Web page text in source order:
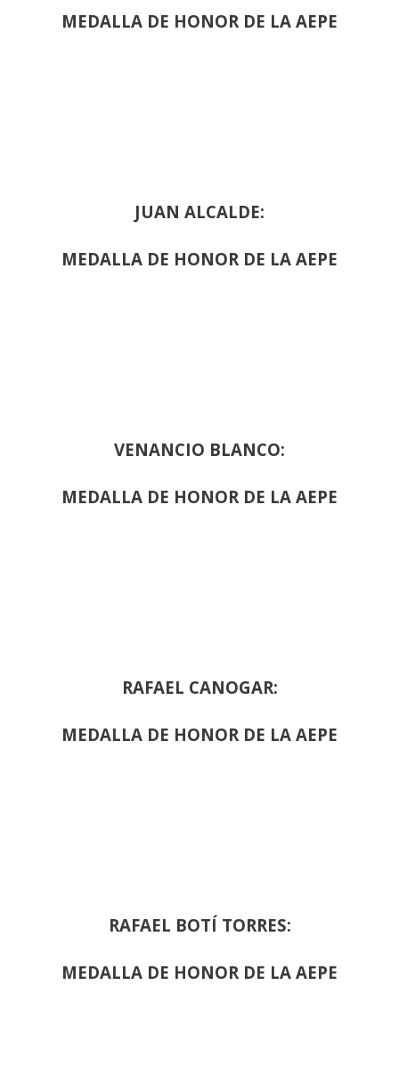
MEDALLA DE HONOR DE LA AEPE
JUAN ALCALDE:
MEDALLA DE HONOR DE LA AEPE
VENANCIO BLANCO:
MEDALLA DE HONOR DE LA AEPE
RAFAEL CANOGAR:
MEDALLA DE HONOR DE LA AEPE
RAFAEL BOTÍ TORRES:
MEDALLA DE HONOR DE LA AEPE